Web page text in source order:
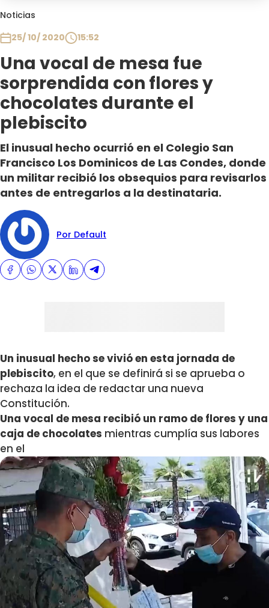
Noticias
25/ 10/ 2020
15:52
Una vocal de mesa fue
sorprendida con flores y
chocolates durante el
plebiscito
El inusual hecho ocurrió en el Colegio San
Francisco Los Dominicos de Las Condes, donde
un militar recibió los obsequios para revisarlos
antes de entregarlos a la destinataria.
Por Default
Un inusual hecho se vivió en esta jornada de
plebiscito, en el que se definirá si se aprueba o
rechaza la idea de redactar una nueva
Constitución.
Una vocal de mesa recibió un ramo de flores y una
caja de chocolates mientras cumplía sus labores
en el
Plan Perfecto
El Tiempo
Sabingo
Todos Los Programas